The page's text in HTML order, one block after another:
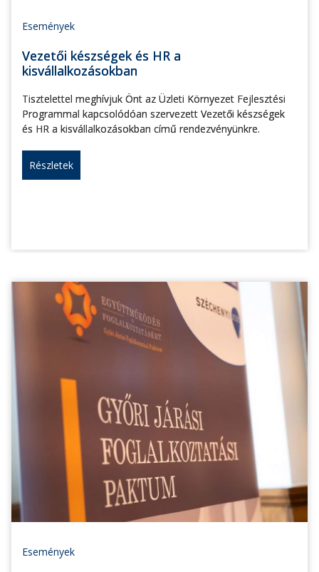
Események
Vezetői készségek és HR a
kisvállalkozásokban
Tisztelettel meghívjuk Önt az Üzleti Környezet Fejlesztési
Programmal kapcsolódóan szervezett Vezetői készségek
és HR a kisvállalkozásokban című rendezvényünkre.
Részletek
Események